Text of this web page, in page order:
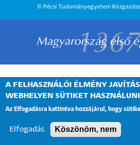
© Pécsi Tudományegyetem
A FELHASZNÁLÓI ÉLMÉNY
WEBHELYEN SÜTIKET
Az Elfogadásra kattintva hozzájárul, hogy
Elfogadás Köszönöm, nem